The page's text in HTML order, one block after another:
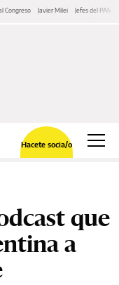
Congreso Javier Milei Jefes del PAMI
Hacete socia/o
que
a